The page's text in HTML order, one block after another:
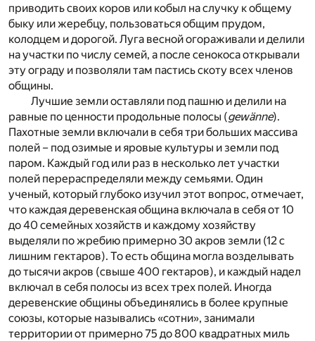
приводить своих коров или кобыл на случку к общему
быку или жеребцу, пользоваться общим прудом,
колодцем и дорогой. Луга весной огораживали и делили
на участки по числу семей, а после сенокоса открывали
эту ограду и позволяли там пастись скоту всех членов
общины.
Лучшие земли оставляли под пашню и делили на
равные по ценности продольные полосы (gewänne).
Пахотные земли включали в себя три больших массива
полей – под озимые и яровые культуры и земли под
паром. Каждый год или раз в несколько лет участки
полей перераспределяли между семьями. Один
ученый, который глубоко изучил этот вопрос, отмечает,
что каждая деревенская община включала в себя от 10
до 40 семейных хозяйств и каждому хозяйству
выделяли по жребию примерно 30 акров земли (12 с
лишним гектаров). То есть община могла возделывать
до тысячи акров (свыше 400 гектаров), и каждый надел
включал в себя полосы из всех трех полей. Иногда
деревенские общины объединялись в более крупные
союзы, которые назывались «сотни», занимали
территории от примерно 75 до 800 квадратных миль